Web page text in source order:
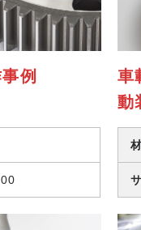
例
車
動